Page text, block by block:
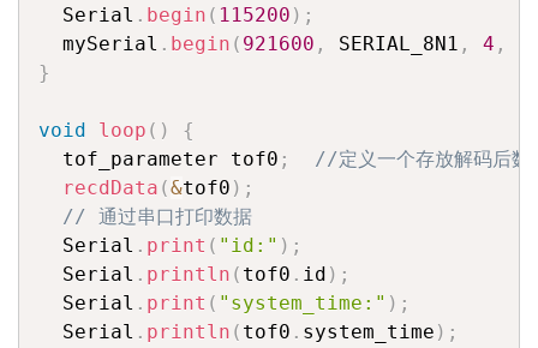
  Serial
. begin ( 115200 ) ;
  mySerial
. begin ( 921600 , SERIAL_8N1 , 4 ,
}
void loop ( )
{
  tof_parameter tof0
;
//定义一个存放解码后数
recdData (&tof0 ) ;
// 通过串口打印数据
  Serial
. print ( "id:" ) ;
  Serial
. println ( tof0 . id ) ;
  Serial
. print ( "system_time:" ) ;
  Serial
. println ( tof0 . system_time ) ;